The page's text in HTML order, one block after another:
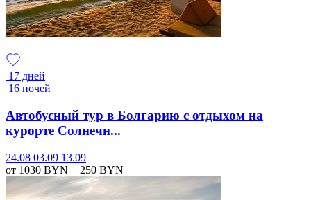
17 дней
16 ночей
Автобусный тур в Болгарию с отдыхом на
курорте Солнечн...
24.08 03.09 13.09
от 1030 BYN + 250 BYN